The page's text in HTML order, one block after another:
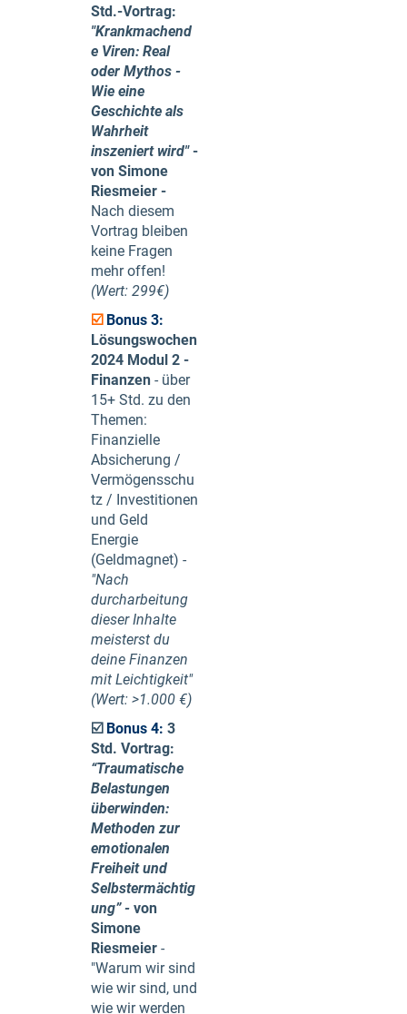
Std.-Vortrag:
"Krankmachend
e Viren: Real
oder Mythos -
Wie eine
Geschichte als
Wahrheit
inszeniert wird"-
von Simone
Riesmeier -
Nach diesem
Vortrag bleiben
keine Fragen
mehr offen!
(Wert: 299€)
☑️ Bonus 3:
Lösungswochen
2024 Modul 2 -
Finanzen - über
15+ Std. zu den
Themen:
Finanzielle
Absicherung /
Vermögensschu
tz / Investitionen
und Geld
Energie
(Geldmagnet) -
"Nach
durcharbeitung
dieser Inhalte
meisterst du
deine Finanzen
mit Leichtigkeit"
(Wert: >1.000 €)
☑️ Bonus 4: 3
Std. Vortrag:
“Traumatische
Belastungen
überwinden:
Methoden zur
emotionalen
Freiheit und
Selbstermächtig
ung” - von
Simone
Riesmeier -
"Warum wir sind
wie wir sind, und
wie wir werden